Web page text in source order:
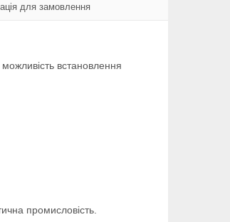
для замовлення
встановлення
промисловість.